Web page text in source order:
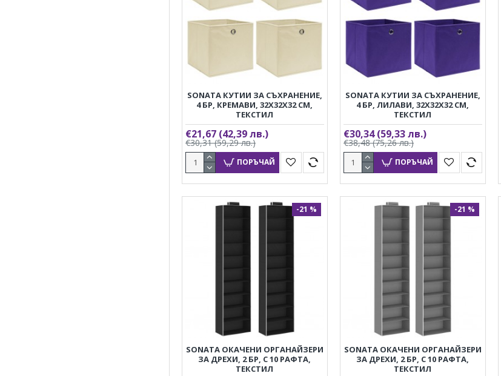
SONATA КУТИИ ЗА СЪХРАНЕНИЕ,
4 БР, КРЕМАВИ, 32X32X32 СМ,
ТЕКСТИЛ
€21,67 (42,39 лв.)
€30,31(59,29 лв.)
ПОРЪЧАЙ
SONATA КУТИИ ЗА СЪХРАНЕНИЕ,
4 БР, ЛИЛАВИ, 32X32X32 СМ,
ТЕКСТИЛ
€30,34(59,33 лв.)
€38,48(75,26 лв.)
ПОРЪЧАЙ
-21 %
SONATA ОКАЧЕНИ ОРГАНАЙЗЕРИ
ЗА ДРЕХИ, 2 БР, С 10 РАФТА,
ТЕКСТИЛ
-21 %
SONATA ОКАЧЕНИ ОРГАНАЙЗЕРИ
ЗА ДРЕХИ, 2 БР, С 10 РАФТА,
ТЕКСТИЛ